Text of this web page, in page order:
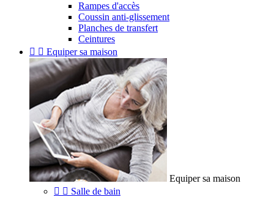
Rampes d'accès
Coussin anti-glissement
Planches de transfert
Ceintures
  Equiper sa maison
Equiper sa maison
  Salle de bain